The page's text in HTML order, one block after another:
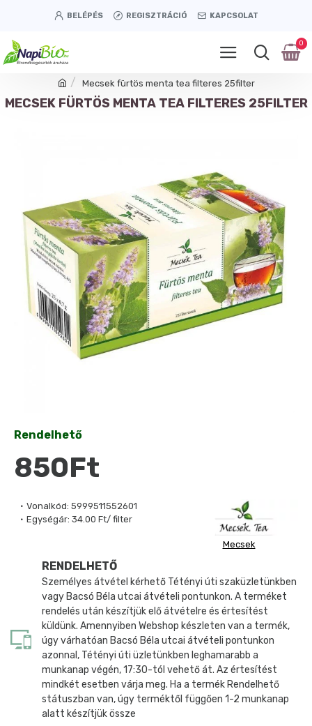
BELÉPÉS REGISZTRÁCIÓ KAPCSOLAT
0
Mecsek fürtös menta tea filteres 25filter
MECSEK FÜRTÖS MENTA TEA FILTERES 25FILTER
Vonalkód: 5999511552601
Egységár: 34.00 Ft/ filter
Mecsek
Rendelhető
850Ft
RENDELHETŐ
Személyes átvétel kérhető Tétényi úti szaküzletünkben
vagy Bacsó Béla utcai átvételi pontunkon. A terméket
rendelés után készítjük elő átvételre és értesítést
küldünk. Amennyiben Webshop készleten van a termék,
úgy várhatóan Bacsó Béla utcai átvételi pontunkon
azonnal, Tétényi úti üzletünkben leghamarabb a
munkanap végén, 17:30-tól vehető át. Az értesítést
mindkét esetben várja meg. Ha a termék Rendelhető
státuszban van, úgy terméktől függően 1-2 munkanap
alatt készítjük össze